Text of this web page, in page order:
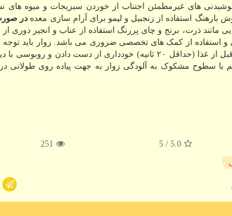
های غیرمطمئن اجتناب از خوردن سبزیجات و میوه های
استفاده از زنجبیل و لیمو برای آرام سازی معده در
مانند ذرت، برنج و چای پررنگ استفاده از عناب و انجیر دوری
از کمک های تخصصی ضروری می باشد. زوار باید توجه
زیر داشته باشند: شستشوی دست ها با آب و صابون، به ویژه قبل از غذا (حداقل ۲۰ ثانیه) خودداری از دست
سطوح مشکوک به آلودگی زوار به جهت پیاده روی طولانی در
5.0
/ 5
251